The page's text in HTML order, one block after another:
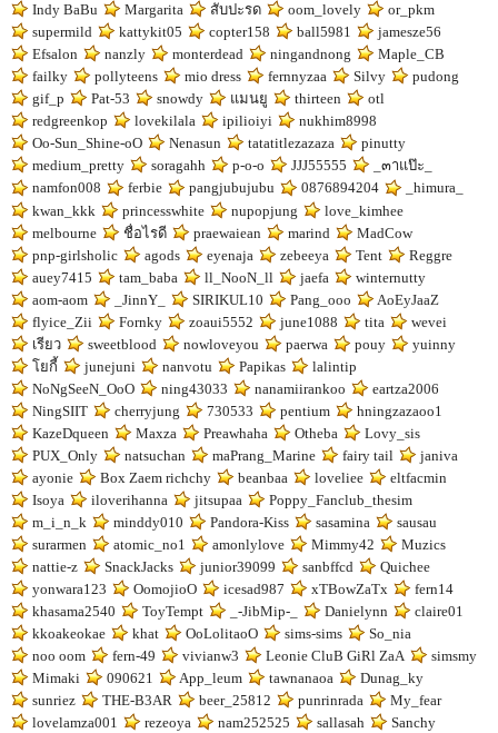
Indy BaBu
Margarita สับปะรด oom_lovely
or_pkm
supermild
kattykit05 copter158 ball5981
jamesze56
Efsalon
nanzly monterdead ningandnong
Maple_CB
failky
pollyteens mio dress fernnyzaa Silvy
pudong
gif_p
Pat-53 snowdy แมนยู thirteen
otl
redgreenkop
lovekilala ipilioiyi
nukhim8998
Oo-Sun_Shine-oO
Nenasun tatatitlezazaza
pinutty
medium_pretty
soragahh p-o-o JJJ55555
_๓าแป๊ะ_
namfon008
ferbie pangjubujubu 0876894204
_himura_
kwan_kkk
princesswhite nupopjung
love_kimhee
melbourne
ชื่อไรดี praewaiean marind
MadCow
pnp-girlsholic
agods eyenaja zebeeya Tent
Reggre
auey7415
tam_baba ll_NooN_ll jaefa
winternutty
aom-aom
_JinnY_ SIRIKUL10 Pang_ooo
AoEyJaaZ
flyice_Zii
Fornky zoaui5552 june1088 tita
wevei
เรียว
sweetblood nowloveyou paerwa pouy
yuinny
โยกี้
junejuni nanvotu Papikas
lalintip
NoNgSeeN_OoO
ning43033 nanamiirankoo
eartza2006
NingSIIT
cherryjung 730533 pentium
hningzazaoo1
KazeDqueen
Maxza Preawhaha Otheba
Lovy_sis
PUX_Only
natsuchan maPrang_Marine fairy tail
janiva
ayonie
Box Zaem richchy beanbaa loveliee
eltfacmin
Isoya
iloverihanna jitsupaa
Poppy_Fanclub_thesim
m_i_n_k
minddy010 Pandora-Kiss sasamina
sausau
surarmen
atomic_no1 amonlylove Mimmy42
Muzics
nattie-z
SnackJacks junior39099 sanbffcd
Quichee
yonwara123
OomojioO icesad987 xTBowZaTx
fern14
khasama2540
ToyTempt _-JibMip-_ Danielynn
claire01
kkoakeokae
khat OoLolitaoO sims-sims
So_nia
noo oom
fern-49 vivianw3 Leonie CluB GiRl ZaA
simsmy
Mimaki
090621 App_leum tawnanaoa
Dunag_ky
sunriez
THE-B3AR beer_25812 punrinrada
My_fear
lovelamza001
rezeoya nam252525 sallasah Sanchy